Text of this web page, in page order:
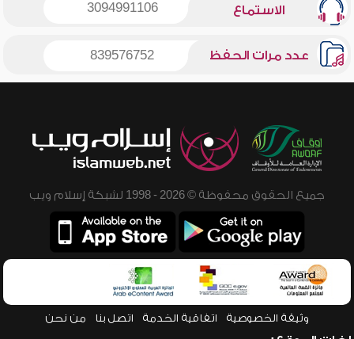
الاستماع 3094991106
عدد مرات الحفظ 839576752
جميع الحقوق محفوظة © 2026 - 1998 لشبكة إسلام ويب
وثيقة الخصوصية اتفاقية الخدمة اتصل بنا من نحن